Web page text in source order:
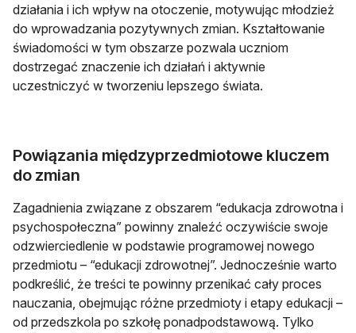
działania i ich wpływ na otoczenie, motywując młodzież
do wprowadzania pozytywnych zmian. Kształtowanie
świadomości w tym obszarze pozwala uczniom
dostrzegać znaczenie ich działań i aktywnie
uczestniczyć w tworzeniu lepszego świata.
Powiązania międzyprzedmiotowe kluczem
do zmian
Zagadnienia związane z obszarem “edukacja zdrowotna i
psychospołeczna” powinny znaleźć oczywiście swoje
odzwierciedlenie w podstawie programowej nowego
przedmiotu – “edukacji zdrowotnej”. Jednocześnie warto
podkreślić, że treści te powinny przenikać cały proces
nauczania, obejmując różne przedmioty i etapy edukacji –
od przedszkola po szkołę ponadpodstawową. Tylko